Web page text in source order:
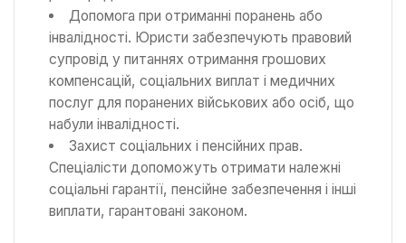
Допомога при отриманні поранень або
інвалідності. Юристи забезпечують правовий
супровід у питаннях отримання грошових
компенсацій, соціальних виплат і медичних
послуг для поранених військових або осіб, що
набули інвалідності.
Захист соціальних і пенсійних прав.
Спеціалісти допоможуть отримати належні
соціальні гарантії, пенсійне забезпечення і інші
виплати, гарантовані законом.